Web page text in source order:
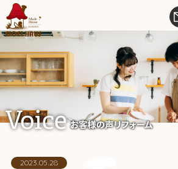
2023.05.28